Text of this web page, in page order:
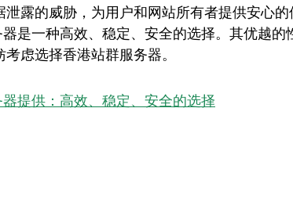
露的威胁，为用户和网站所有者提供安心的
是一种高效、稳定、安全的选择。其优越
虑选择香港站群服务器。
提供：高效、稳定、安全的选择